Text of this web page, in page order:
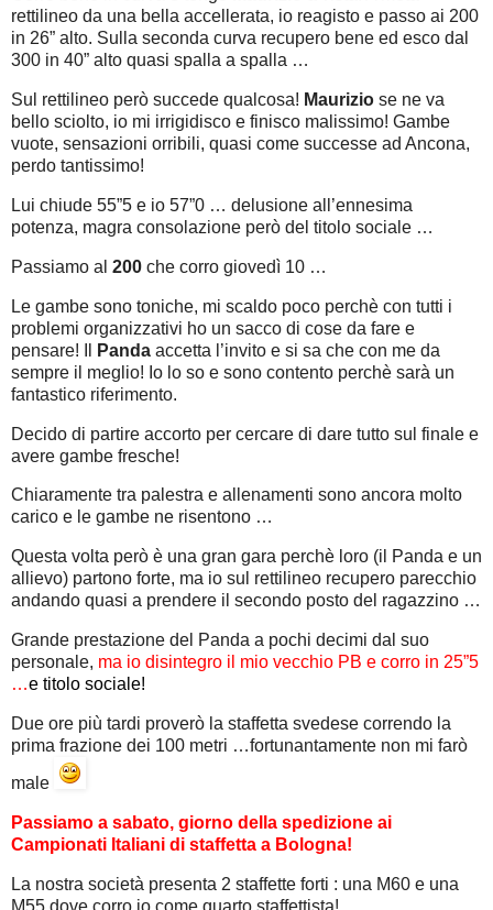
rettilineo da una bella accellerata, io reagisto e passo ai 200
in 26” alto. Sulla seconda curva recupero bene ed esco dal
300 in 40” alto quasi spalla a spalla …
Sul rettilineo però succede qualcosa! Maurizio se ne va
bello sciolto, io mi irrigidisco e finisco malissimo! Gambe
vuote, sensazioni orribili, quasi come successe ad Ancona,
perdo tantissimo!
Lui chiude 55”5 e io 57”0 … delusione all’ennesima
potenza, magra consolazione però del titolo sociale …
Passiamo al 200 che corro giovedì 10 …
Le gambe sono toniche, mi scaldo poco perchè con tutti i
problemi organizzativi ho un sacco di cose da fare e
pensare! Il
Panda accetta l’invito e si sa che con me da
sempre il meglio! Io lo so e sono contento perchè sarà un
fantastico riferimento.
Decido di partire accorto per cercare di dare tutto sul finale e
avere gambe fresche!
Chiaramente tra palestra e allenamenti sono ancora molto
carico e le gambe ne risentono …
Questa volta però è una gran gara perchè loro (il Panda e un
allievo) partono forte, ma io sul rettilineo recupero parecchio
andando quasi a prendere il secondo posto del ragazzino …
Grande prestazione del Panda a pochi decimi dal suo
personale, ma io disintegro il mio vecchio PB e corro in 25”5
…e titolo sociale!
Due ore più tardi proverò la staffetta svedese correndo la
prima frazione dei 100 metri …fortunantamente non mi farò
male
Passiamo a sabato, giorno della spedizione ai
Campionati Italiani di staffetta a Bologna!
La nostra società presenta 2 staffette forti : una M60 e una
M55 dove corro io come quarto staffettista!